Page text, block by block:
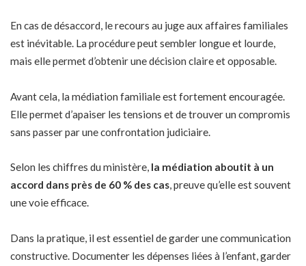
En cas de désaccord, le recours au juge aux affaires familiales
est inévitable. La procédure peut sembler longue et lourde,
mais elle permet d’obtenir une décision claire et opposable.
Avant cela, la médiation familiale est fortement encouragée.
Elle permet d’apaiser les tensions et de trouver un compromis
sans passer par une confrontation judiciaire.
Selon les chiffres du ministère, la médiation aboutit à un
accord dans près de 60 % des cas, preuve qu’elle est souvent
une voie efficace.
Dans la pratique, il est essentiel de garder une communication
constructive. Documenter les dépenses liées à l’enfant, garder